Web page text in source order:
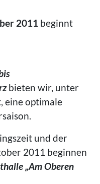
2011 beginnt
bieten wir, unter
eine optimale
und der
2011 beginnen
„Am Oberen